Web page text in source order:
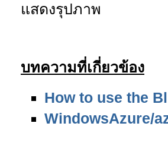
แสดงรุปภาพ
บทความที่เกี่ยวข้อง
How to use the
WindowsAzure/